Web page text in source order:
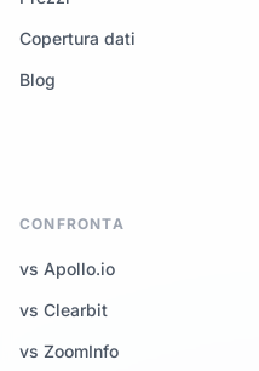
Copertura dati
Blog
CONFRONTA
vs Apollo.io
vs Clearbit
vs ZoomInfo